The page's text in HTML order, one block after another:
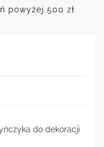
powyżej 500 zł
do dekoracji